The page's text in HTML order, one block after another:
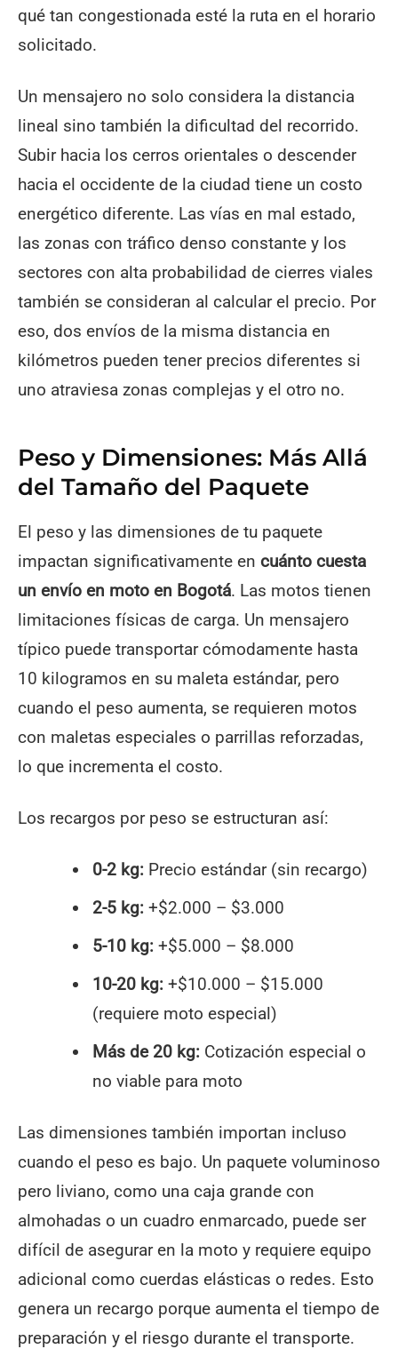
qué tan congestionada esté la ruta en el horario
solicitado.
Un mensajero no solo considera la distancia
lineal sino también la dificultad del recorrido.
Subir hacia los cerros orientales o descender
hacia el occidente de la ciudad tiene un costo
energético diferente. Las vías en mal estado,
las zonas con tráfico denso constante y los
sectores con alta probabilidad de cierres viales
también se consideran al calcular el precio. Por
eso, dos envíos de la misma distancia en
kilómetros pueden tener precios diferentes si
uno atraviesa zonas complejas y el otro no.
Peso y Dimensiones: Más Allá
del Tamaño del Paquete
El peso y las dimensiones de tu paquete
impactan significativamente en cuánto cuesta
un envío en moto en Bogotá. Las motos tienen
limitaciones físicas de carga. Un mensajero
típico puede transportar cómodamente hasta
10 kilogramos en su maleta estándar, pero
cuando el peso aumenta, se requieren motos
con maletas especiales o parrillas reforzadas,
lo que incrementa el costo.
Los recargos por peso se estructuran así:
0-2 kg: Precio estándar (sin recargo)
2-5 kg: +$2.000 – $3.000
5-10 kg: +$5.000 – $8.000
10-20 kg: +$10.000 – $15.000
(requiere moto especial)
Más de 20 kg: Cotización especial o
no viable para moto
Las dimensiones también importan incluso
cuando el peso es bajo. Un paquete voluminoso
pero liviano, como una caja grande con
almohadas o un cuadro enmarcado, puede ser
difícil de asegurar en la moto y requiere equipo
adicional como cuerdas elásticas o redes. Esto
genera un recargo porque aumenta el tiempo de
preparación y el riesgo durante el transporte.